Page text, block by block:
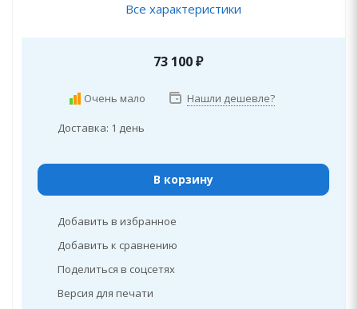
Все характеристики
73 100₽
Очень мало Нашли дешевле?
Доставка: 1 день
В корзину
Добавить в избранное
Добавить к сравнению
Поделиться в соцсетях
Версия для печати